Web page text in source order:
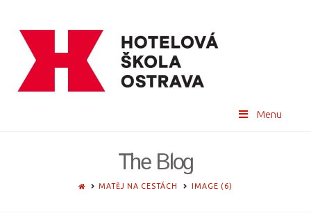
Menu
The Blog
HOMEMATĚJ NA CESTÁCH IMAGE (6)